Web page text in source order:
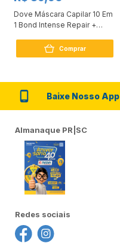
Dove Máscara Capilar 10 Em
1 Bond Intense Repair +
Comprar
Baixe Nosso App
Almanaque PR|SC
Redes sociais